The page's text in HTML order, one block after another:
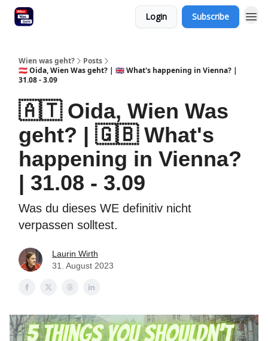
Login Subscribe
Wien was geht?
Posts
🇦🇹 Oida, Wien Was geht? | 🇬🇧 What's happening in Vienna? |
31.08 - 3.09
🇦🇹 Oida, Wien Was
geht? | 🇬🇧 What's
happening in Vienna?
| 31.08 - 3.09
Was du dieses WE definitiv nicht
verpassen solltest.
Laurin Wirth
31. August 2023